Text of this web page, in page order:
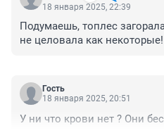
18 января 2025, 22:39
Подумаешь, топлес
не целовала как некоторые!
Гость
18 января 2025, 20:51
У ни что крови нет ? Они